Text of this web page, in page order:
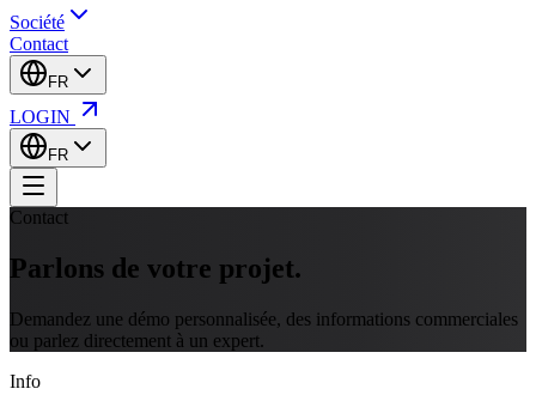
Société
Contact
FR
LOGIN
FR
Contact
Parlons de votre projet.
Demandez une démo personnalisée, des informations commerciales
ou parlez directement à un expert.
Info